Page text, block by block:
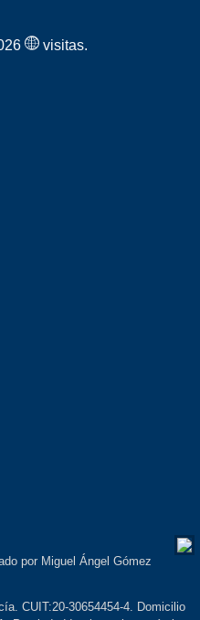
visitas.
por Miguel Ángel Gómez
CUIT:20-30654454-4. Domicilio